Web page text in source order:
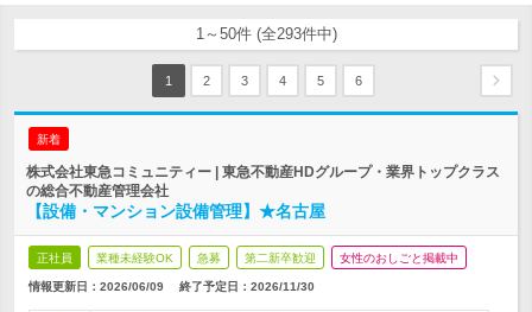
1～50件 (全293件中)
1 2 3 4 5 6
新着
株式会社東急コミュニティー | 東急不動産HDグループ・業界トップクラス
の総合不動産管理会社
【設備・マンション設備管理】★名古屋
正社員 業種未経験OK 急募 第二新卒歓迎 女性のおしごと掲載中
情報更新日：2026/06/09 終了予定日： 2026/11/30